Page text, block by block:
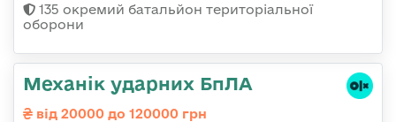
135 окремий батальйон територіальної
оборони
Механік ударних БпЛА
від 20000 до 120000 грн